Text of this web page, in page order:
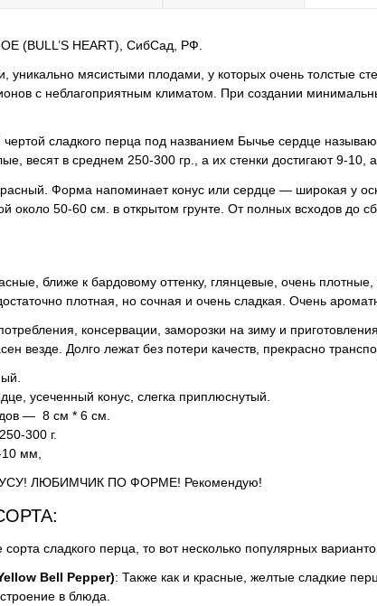
(BULL’S HEART), СибСад, РФ.
уникально мясистыми плодами, у которых очень толстые
с неблагоприятным климатом. При создании
чертой сладкого перца под названием Бычье сердце
весят в среднем 250-300 гр., а их стенки достигают 9-10,
Форма напоминает конус или сердце — широкая у
около 50-60 см. в открытом грунте. От полных всходов до
ближе к бардовому оттенку, глянцевые, очень
плотная, но сочная и очень сладкая. Очень
консервации, заморозки на зиму и
везде. Долго лежат без потери качеств, прекрасно
усеченный конус, слегка приплюснутый.
— 8 см * 6 см.
300 г.
мм,
ЛЮБИМЧИК ПО ФОРМЕ! Рекомендую!
сладкого перца, то вот несколько популярных
Bell Pepper): Также как и красные, желтые сладкие
в блюда.